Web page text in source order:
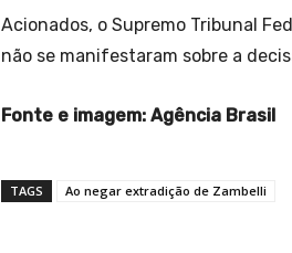
Acionados, o Supremo Tribunal
não se manifestaram sobre a
Fonte e imagem: Agência Brasil
TAGS Ao negar extradição de Zambelli